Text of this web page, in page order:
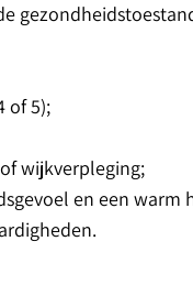
of 5);
wijkverpleging;
en een warm